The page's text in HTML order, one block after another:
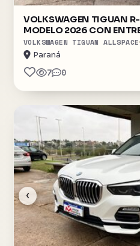
VOLKSWAGEN TIGUAN
MODELO 2026 CON
VOLKSWAGEN TIGUAN ALLSPACE
Paraná
7 0
‹